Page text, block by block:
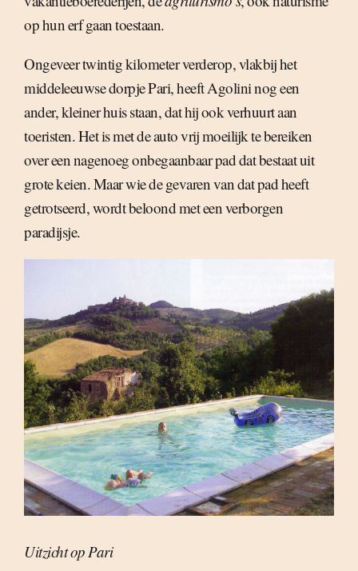
op hun erf gaan toestaan.
Ongeveer twintig kilometer verderop, vlakbij het
middeleeuwse dorpje Pari, heeft Agolini nog een
ander, kleiner huis staan, dat hij ook verhuurt aan
toeristen. Het is met de auto vrij moeilijk te bereiken
over een nagenoeg onbegaanbaar pad dat bestaat uit
grote keien. Maar wie de gevaren van dat pad heeft
getrotseerd, wordt beloond met een verborgen
paradijsje.
Uitzicht op Pari